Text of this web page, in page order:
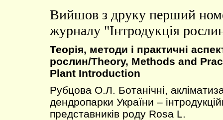
Вийшов з друку перший
журналу "Інтродукція
Теорія, методи і практичні
рослин/Theory, Methods and
Plant Introduction
Рубцова О.Л. Ботанічні,
дендропарки України –
представників роду Rosa L.